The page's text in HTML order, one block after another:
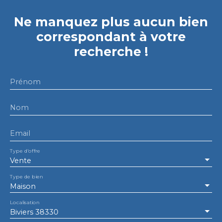
Ne manquez plus aucun bien
correspondant à votre
recherche !
Prénom
Nom
Email
Vente
Type d'offre
Maison
Type de bien
Biviers 38330
Localisation